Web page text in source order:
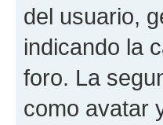
del usuario,
indicando la
foro. La
como avatar